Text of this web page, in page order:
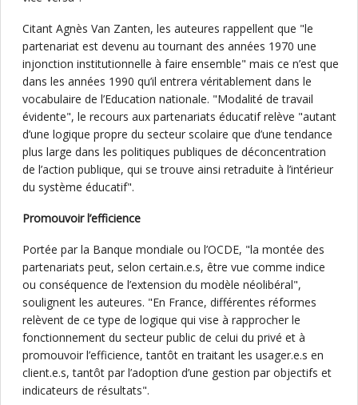
Citant Agnès Van Zanten, les auteures rappellent que "le
partenariat est devenu au tournant des années 1970 une
injonction institutionnelle à faire ensemble" mais ce n’est que
dans les années 1990 qu’il entrera véritablement dans le
vocabulaire de l’Education nationale. "Modalité de travail
évidente", le recours aux partenariats éducatif relève "autant
d’une logique propre du secteur scolaire que d’une tendance
plus large dans les politiques publiques de déconcentration
de l’action publique, qui se trouve ainsi retraduite à l’intérieur
du système éducatif".
Promouvoir l’efficience
Portée par la Banque mondiale ou l’OCDE, "la montée des
partenariats peut, selon certain.e.s, être vue comme indice
ou conséquence de l’extension du modèle néolibéral",
soulignent les auteures. "En France, différentes réformes
relèvent de ce type de logique qui vise à rapprocher le
fonctionnement du secteur public de celui du privé et à
promouvoir l’efficience, tantôt en traitant les usager.e.s en
client.e.s, tantôt par l’adoption d’une gestion par objectifs et
indicateurs de résultats".